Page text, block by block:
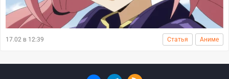
17.02 в 12:39 Статья Аниме